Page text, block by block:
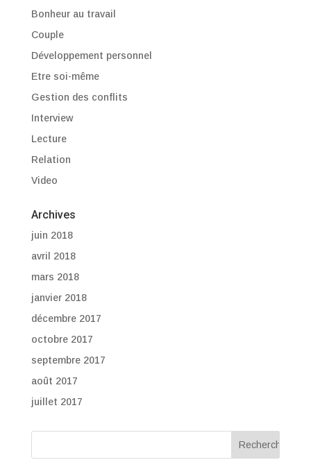
Bonheur au travail
Couple
Développement personnel
Etre soi-même
Gestion des conflits
Interview
Lecture
Relation
Video
Archives
juin 2018
avril 2018
mars 2018
janvier 2018
décembre 2017
octobre 2017
septembre 2017
août 2017
juillet 2017